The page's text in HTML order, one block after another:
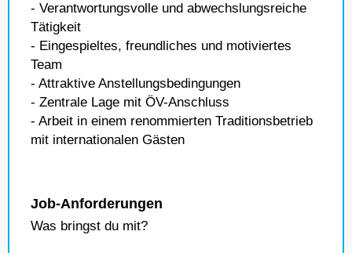
- Verantwortungsvolle und abwechslungsreiche
Tätigkeit
- Eingespieltes, freundliches und motiviertes
Team
- Attraktive Anstellungsbedingungen
- Zentrale Lage mit ÖV-Anschluss
- Arbeit in einem renommierten Traditionsbetrieb
mit internationalen Gästen
Job-Anforderungen
Was bringst du mit?